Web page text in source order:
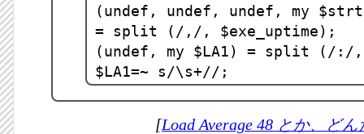
(undef, undef, undef, my
= split (/,/, $exe_uptime);
(undef, my $LA1) = split (/:/
$LA1=~ s/\s+//;
[Load Average 48 とか、ど